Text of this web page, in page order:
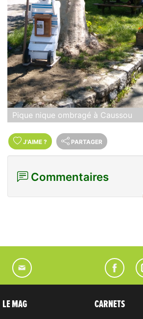
Pique nique ombragé à Caussou
J'AIME ? PARTAGER
Commentaires
LE MAG CARNETS